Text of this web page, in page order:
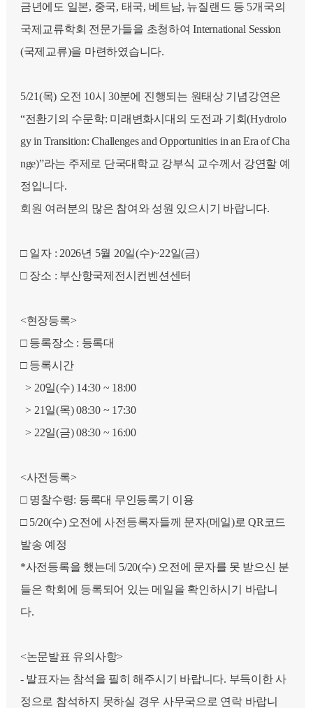
금년에도 일본, 중국, 태국, 베트남, 뉴질랜드 등 5개국의
국제교류학회 전문가들을 초청하여 International Session
(국제교류)을 마련하였습니다.
5/21(목) 오전 10시 30분에 진행되는 원태상 기념강연은
“전환기의 수문학: 미래변화시대의 도전과 기회(Hydrolo
gy in Transition: Challenges and Opportunities in an Era of Cha
nge)”라는 주제로 단국대학교 강부식 교수께서 강연할 예
정입니다.
회원 여러분의 많은 참여와 성원 있으시기 바랍니다.
□ 일자 : 2026년 5월 20일(수)~22일(금)
□ 장소 : 부산항국제전시컨벤션센터
<현장등록>
□ 등록장소 : 등록대
□ 등록시간
> 20일(수) 14:30 ~ 18:00
> 21일(목) 08:30 ~ 17:30
> 22일(금) 08:30 ~ 16:00
<사전등록>
□ 명찰수령: 등록대 무인등록기 이용
□ 5/20(수) 오전에 사전등록자들께 문자(메일)로 QR코드
발송 예정
*사전등록을 했는데 5/20(수) 오전에 문자를 못 받으신 분
들은 학회에 등록되어 있는 메일을 확인하시기 바랍니
다.
<논문발표 유의사항>
- 발표자는 참석을 필히 해주시기 바랍니다. 부득이한 사
정으로 참석하지 못하실 경우 사무국으로 연락 바랍니